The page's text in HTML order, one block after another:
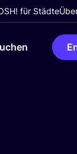
für Städte